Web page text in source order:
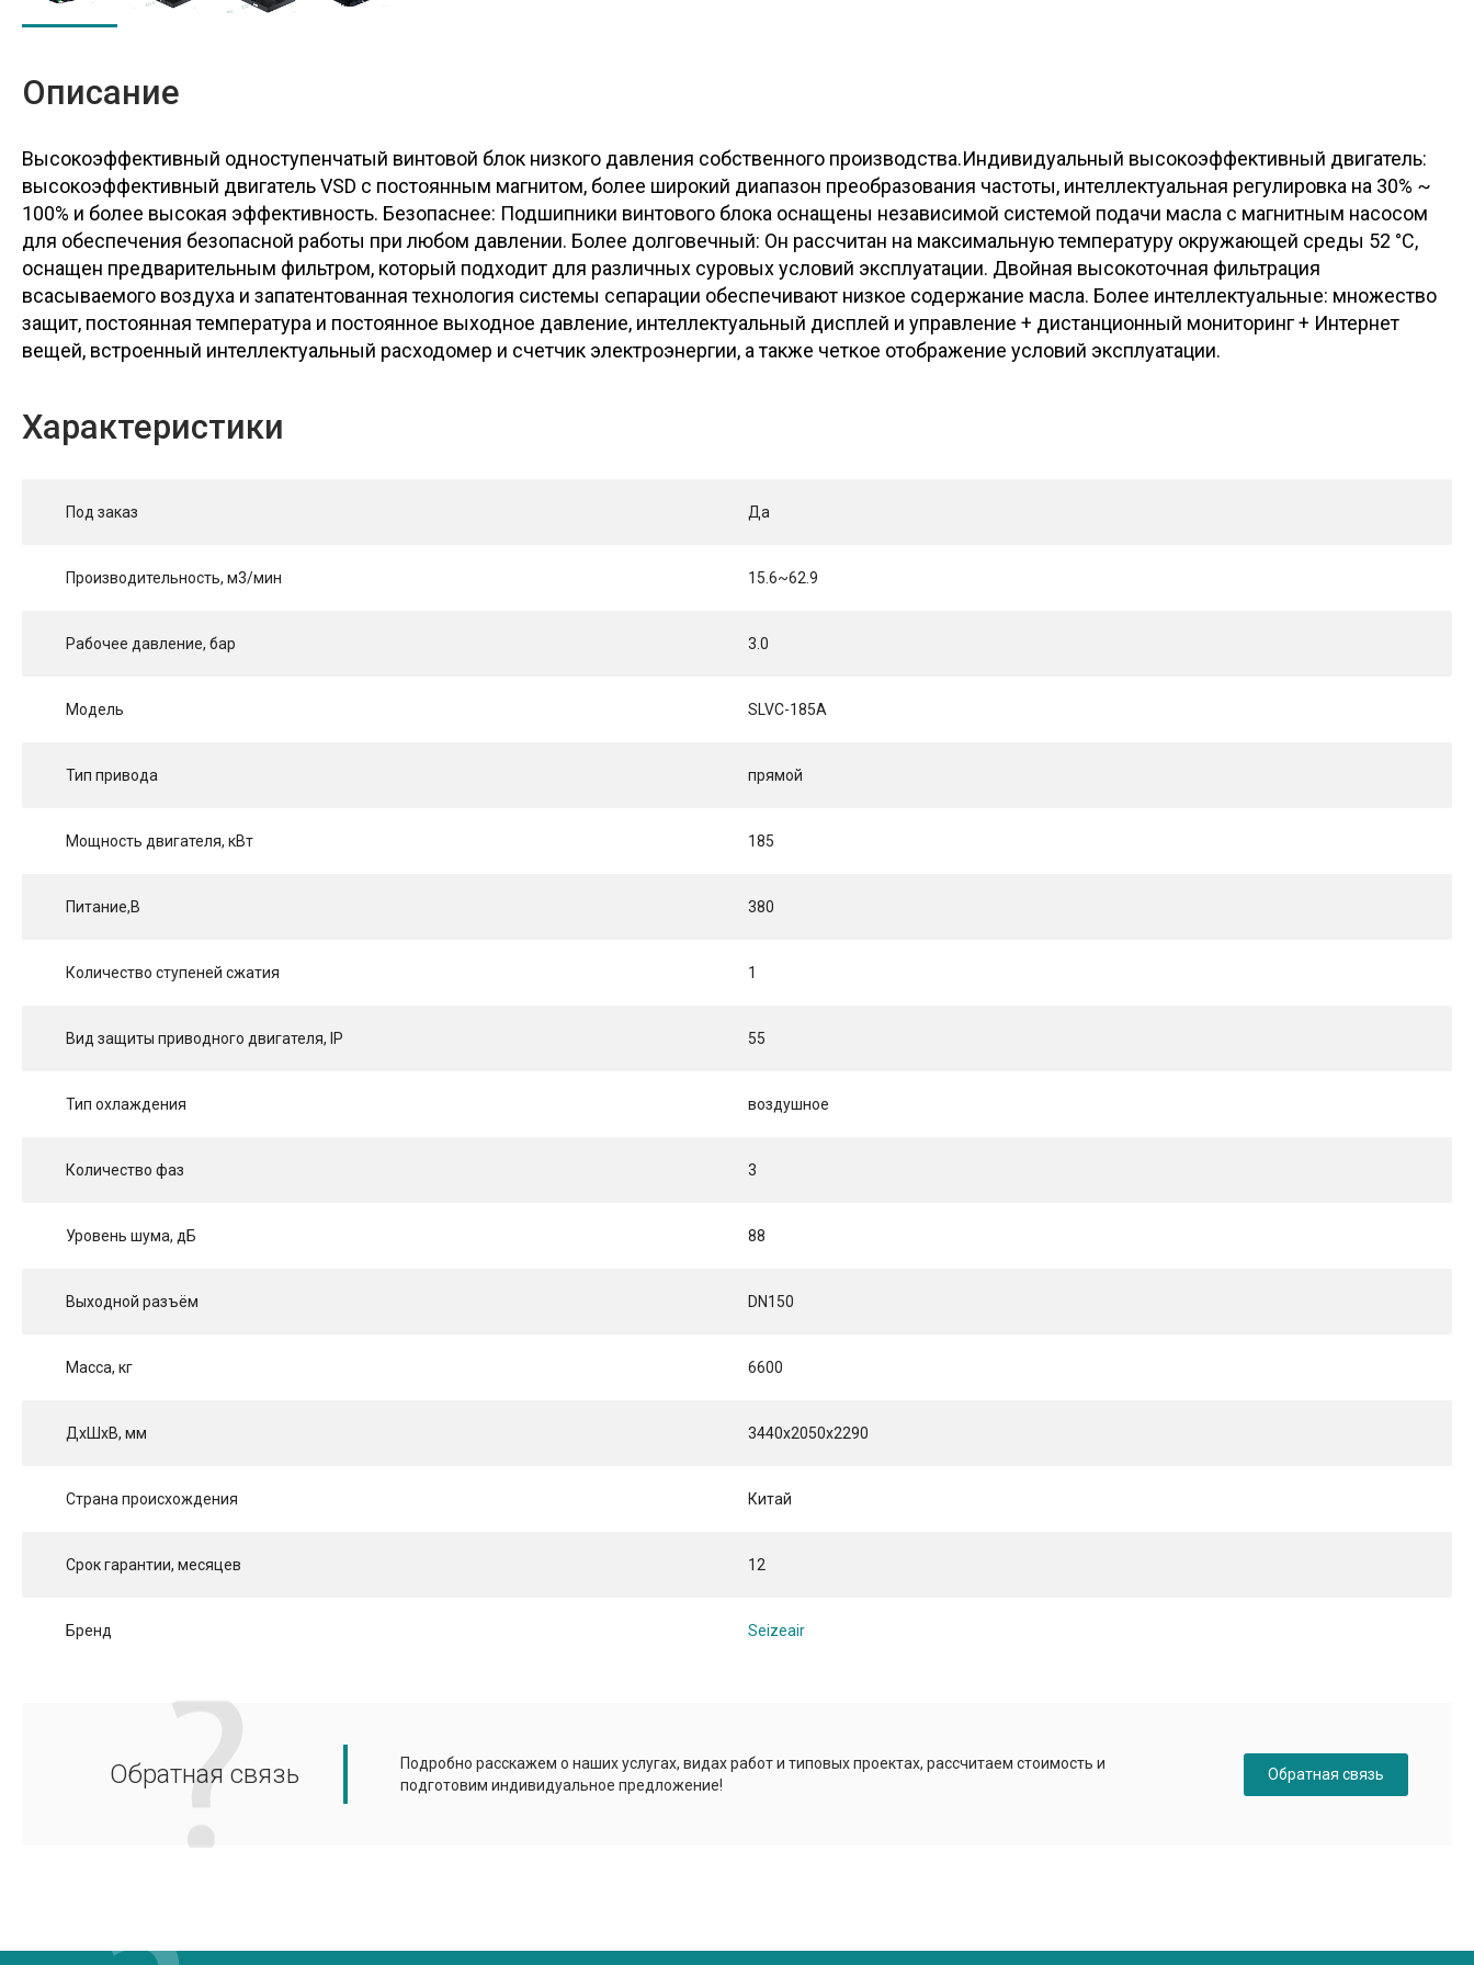
Описание
Высокоэффективный одноступенчатый винтовой блок низкого давления собственного производства.Индивидуальный высокоэффективный двигатель:
высокоэффективный двигатель VSD с постоянным магнитом, более широкий диапазон преобразования частоты, интеллектуальная регулировка на 30% ~
100% и более высокая эффективность. Безопаснее: Подшипники винтового блока оснащены независимой системой подачи масла с магнитным насосом
для обеспечения безопасной работы при любом давлении. Более долговечный: Он рассчитан на максимальную температуру окружающей среды 52 °C,
оснащен предварительным фильтром, который подходит для различных суровых условий эксплуатации. Двойная высокоточная фильтрация
всасываемого воздуха и запатентованная технология системы сепарации обеспечивают низкое содержание масла. Более интеллектуальные: множество
защит, постоянная температура и постоянное выходное давление, интеллектуальный дисплей и управление + дистанционный мониторинг + Интернет
вещей, встроенный интеллектуальный расходомер и счетчик электроэнергии, а также четкое отображение условий эксплуатации.
Характеристики
Под заказ Да
Производительность, м3/мин 15.6~62.9
Рабочее давление, бар 3.0
Модель SLVC-185A
Тип привода прямой
Мощность двигателя, кВт 185
Питание,В 380
Количество ступеней сжатия 1
Вид защиты приводного двигателя, IP 55
Тип охлаждения воздушное
Количество фаз 3
Уровень шума, дБ 88
Выходной разъём DN150
Масса, кг 6600
ДхШхВ, мм 3440x2050x2290
Страна происхождения Китай
Срок гарантии, месяцев 12
Бренд Seizeair
Обратная связь
Подробно расскажем о наших услугах, видах работ и типовых проектах, рассчитаем стоимость и
подготовим индивидуальное предложение!
Обратная связь